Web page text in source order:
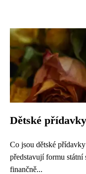
Dětské
Co jsou dětské
představují formu státní
finančně...